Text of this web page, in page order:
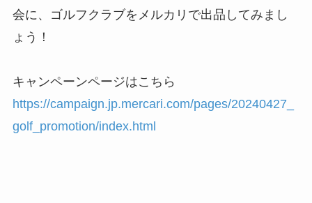
会に、ゴルフクラブをメルカリで出品してみまし
ょう！
キャンペーンページはこちら
https://campaign.jp.mercari.com/pages/20240427_
golf_promotion/index.html